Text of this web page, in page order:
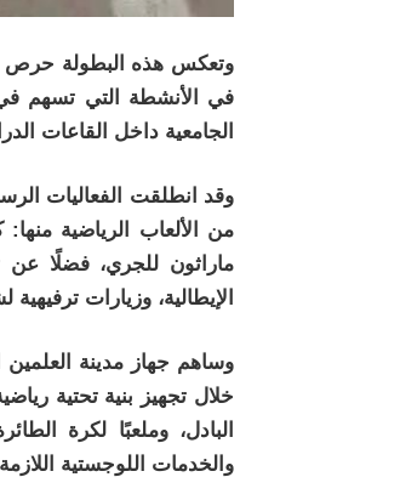
وتعكس هذه البطولة حرص
في الأنشطة التي تسهم في
الجامعية داخل القاعات
وقد انطلقت الفعاليات
من الألعاب الرياضية
ماراثون للجري، فضلًا عن
الإيطالية، وزيارات
وساهم جهاز مدينة
خلال تجهيز بنية تحتية
البادل، وملعبًا لكرة
والخدمات اللوجستية